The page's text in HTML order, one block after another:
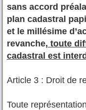
sans accord
plan cadastral
et le millésime
revanche, toute
cadastral est
Article 3 : Droit de
Toute